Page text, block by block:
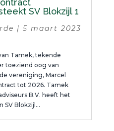
SV Blokzijl 1
| 5 maart 2023
Tamek, tekende
toeziend oog van
vereniging, Marcel
tot 2026. Tamek
B.V. heeft het
SV Blokzijl...